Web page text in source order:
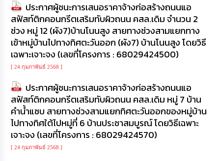
ประกาศผู้ชนะการเสนอราคาจ้างก่อสร้างถนนแอ
สฟัสท์ติกคอนกรีตเสริมทับผิวถนน คสล.เดิม จำนวน 2
ช่วง หมู่ 12 (ผัง7)บ้านโนนสูง สายทางช่วงสามแยกทาง
เข้าหมู่บ้านไปทางทิศตะวันออก (ผัง7) บ้านโนนสูง โดยวิธี
เฉพาะเจาะจง (เลขที่โครงการ : 68029424500)
[ 24 กุมภาพันธ์ 2568 ]
ประกาศผู้ชนะการเสนอราคาจ้างก่อสร้างถนนแอ
สฟัสท์ติกคอนกรีตเสริมทับผิวถนน คสล.เดิม หมู่ 7 บ้าน
คำน้ำแซบ สายทางช่วงสามแยกทิศตะวันออกของหมู่บ้าน
ไปทางทิศใต้ไปหมู่ที่ 6 บ้านประชาสมบูรณ์ โดยวิธีเฉพาะ
เจาะจง (เลขที่โครงการ : 68029424570)
[ 24 กุมภาพันธ์ 2568 ]